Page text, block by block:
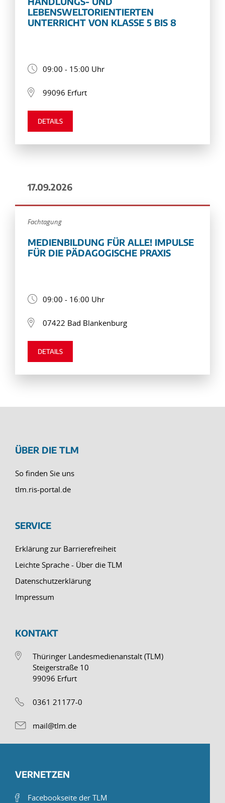
LEBENSWELTORIENTIERTEN
UNTERRICHT VON KLASSE 5 BIS 8
09:00 - 15:00 Uhr
99096 Erfurt
DETAILS
17.09.2026
Fachtagung
MEDIENBILDUNG FÜR ALLE! IMPULSE
FÜR DIE PÄDAGOGISCHE PRAXIS
09:00 - 16:00 Uhr
07422 Bad Blankenburg
DETAILS
ÜBER DIE TLM
So finden Sie uns
tlm.ris-portal.de
SERVICE
Erklärung zur Barrierefreiheit
Leichte Sprache - Über die TLM
Datenschutzerklärung
Impressum
KONTAKT
Thüringer Landesmedienanstalt (TLM)
Steigerstraße 10
99096 Erfurt
0361 21177-0
mail@tlm.de
VERNETZEN
Facebookseite der TLM